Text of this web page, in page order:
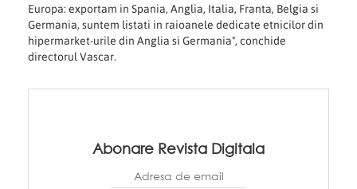
Europa: exportam in Spania, Anglia, Italia, Franta, Belgia si
Germania, suntem listati in raioanele dedicate etnicilor din
hipermarket-urile din Anglia si Germania", conchide
directorul Vascar.
Abonare Revista Digitala